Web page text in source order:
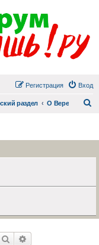
Вход
Регистрация
раздел О Вере
Поиск